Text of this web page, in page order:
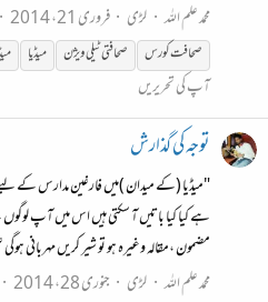
محمد علم اللہ لڑی فروری 21، 2014
صحافتکورس صحافتی ٹیلی ویژن میڈیا
آپ کی تحریریں
توجہ کی گذارش
"میڈیا (کے میدان )میں فارغین مدارس کے
ہے کیا کیا باتیں آ سکتی ہیں اس میں آپ
مضمون ،مقالہ وغیرہ ہو تو شیر کریں مہربانی
محمد علم اللہ لڑی جنوری 28، 2014